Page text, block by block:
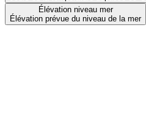
Élévation niveau mer
Élévation prévue du niveau de la mer